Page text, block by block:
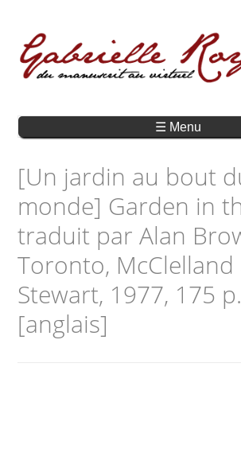
☰ Menu
[Un jardin au bout
monde] Garden in
traduit par Alan
Toronto, McClelland
Stewart, 1977, 175 p.
[anglais]